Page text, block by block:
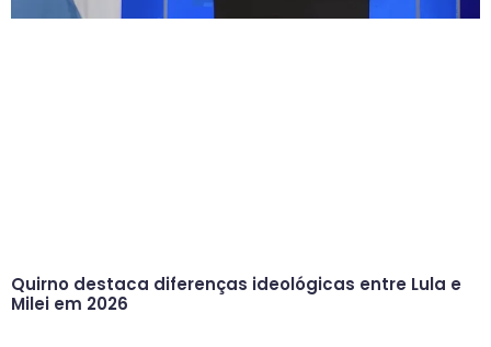
Quirno destaca diferenças ideológicas entre Lula e
Milei em 2026